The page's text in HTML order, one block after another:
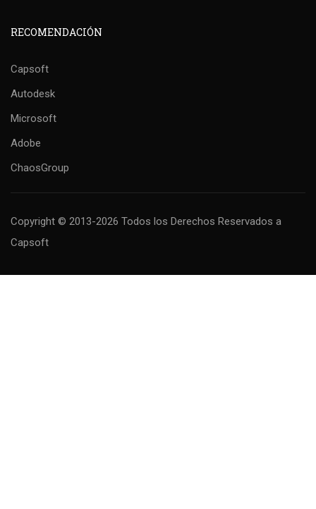
RECOMENDACIÓN
Capsoft
Autodesk
Microsoft
Adobe
ChaosGroup
Copyright © 2013-2026 Todos los Derechos Reservados a
Capsoft